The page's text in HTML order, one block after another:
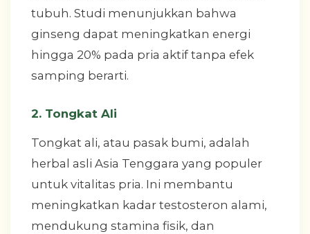
tubuh. Studi menunjukkan bahwa
ginseng dapat meningkatkan energi
hingga 20% pada pria aktif tanpa efek
samping berarti.
2. Tongkat Ali
Tongkat ali, atau pasak bumi, adalah
herbal asli Asia Tenggara yang populer
untuk vitalitas pria. Ini membantu
meningkatkan kadar testosteron alami,
mendukung stamina fisik, dan